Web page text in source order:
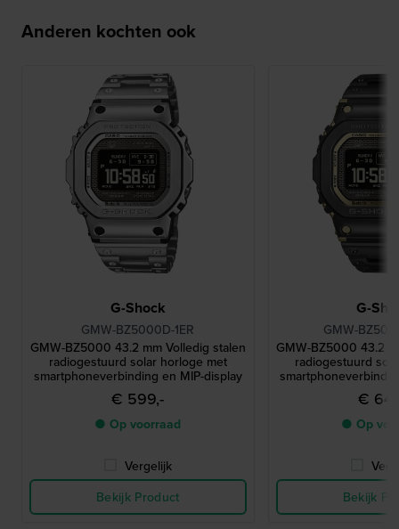
Anderen kochten ook
G-Shock
GMW-BZ5000D-1ER
GMW-BZ5000 43.2 mm Volledig stalen
radiogestuurd solar horloge met
smartphoneverbinding en MIP-display
€ 599,-
● Op voorraad
Vergelijk
Bekijk Product
G-
GMW-
GMW-BZ5000 43.2
radiogestuurd
€
● Op
Bekijk